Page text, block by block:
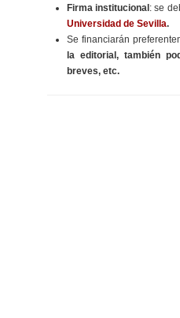
Firma institucional : se
Universidad de Sevilla.
Se financiarán
la editorial, también
breves, etc.